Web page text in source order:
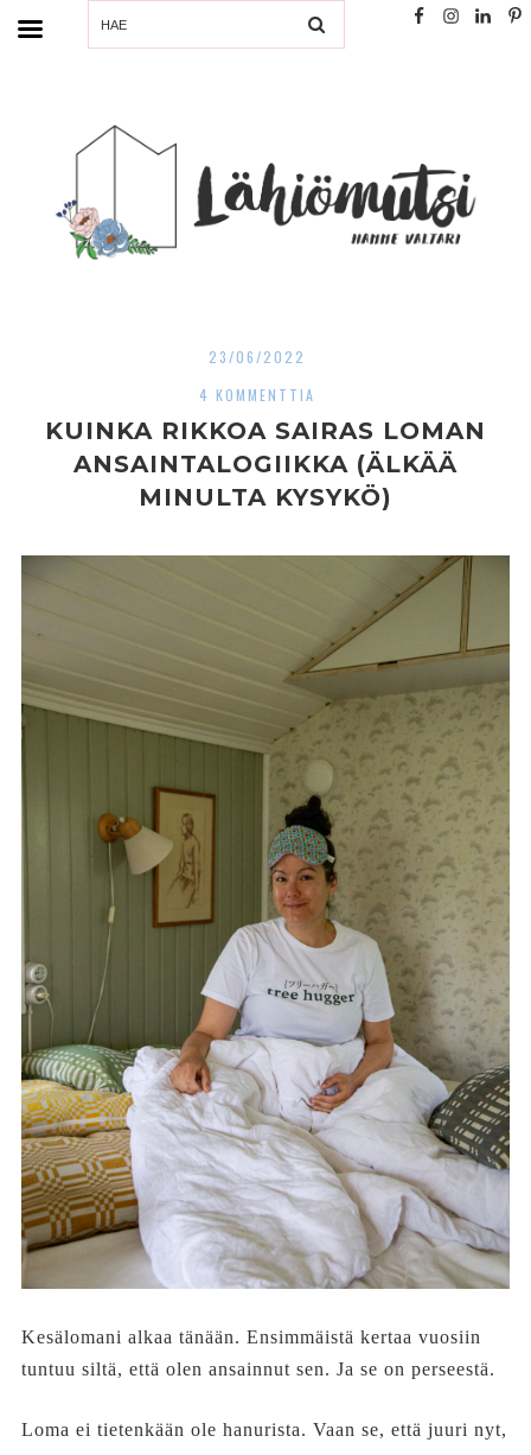
SEARCH
23/06/2022
4 KOMMENTTIA
KUINKA RIKKOA SAIRAS LOMAN
ANSAINTALOGIIKKA (ÄLKÄÄ
MINULTA KYSYKÖ)
Kesälomani alkaa tänään. Ensimmäistä kertaa vuosiin
tuntuu siltä, että olen ansainnut sen. Ja se on perseestä.
Loma ei tietenkään ole hanurista. Vaan se, että juuri nyt,